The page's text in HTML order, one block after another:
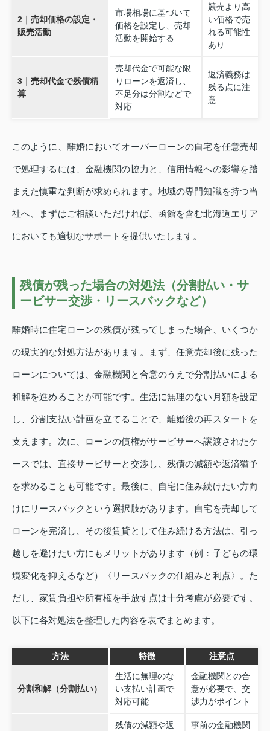
2｜売却価格の設定・
販売活動
市場相場に基づいて
価格を設定し、売却
活動を開始する
競売より高
い価格で売
れる可能性
あり
3｜売却代金で残債精
算
売却代金で可能な限
りローンを返済し、
不足分は分割などで
対応
返済義務は
残る点に注
意
このように、離婚においてオーバーローンの自宅を任意売却
で処理するには、金融機関の協力と、信用情報への影響を踏
まえた慎重な判断が求められます。地域の専門知識を持つ当
社へ、まずはご相談いただければ、函館を含む北海道エリア
においても適切なサポートを提供いたします。
残債が残った場合の対処法（分割払い・サ
ービサー交渉・リースバックなど）
離婚時に住宅ローンの残債が残ってしまった場合、いくつか
の現実的な対処方法があります。まず、任意売却後に残った
ローンについては、金融機関と合意のうえで分割払いによる
和解を進めることが可能です。生活に無理のない月額を設定
し、分割支払い計画を立てることで、離婚後の再スタートを
支えます。次に、ローンの債権がサービサーへ譲渡されたケ
ースでは、直接サービサーと交渉し、残債の減額や返済猶予
を求めることも可能です。最後に、自宅に住み続けたい方向
けにリースバックという選択肢があります。自宅を売却して
ローンを完済し、その後賃貸として住み続ける方法は、引っ
越しを避けたい方にもメリットがあります（例：子どもの環
境変化を抑えるなど）〈リースバックの仕組みと利点〉。た
だし、家賃負担や所有権を手放す点は十分考慮が必要です。
以下に各対処法を整理した内容を表でまとめます。
方法 特徴 注意点
分割和解（分割払い）
生活に無理のな
い支払い計画で
対応可能
金融機関との合
意が必要で、交
渉力がポイント
残債の減額や返
事前の金融機関